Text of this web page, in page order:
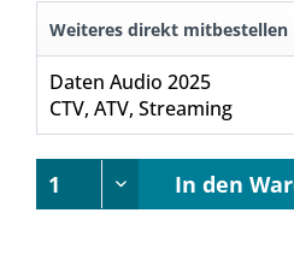
Weiteres direkt mitbestellen
Daten Audio 2025
CTV, ATV, Streaming
In den